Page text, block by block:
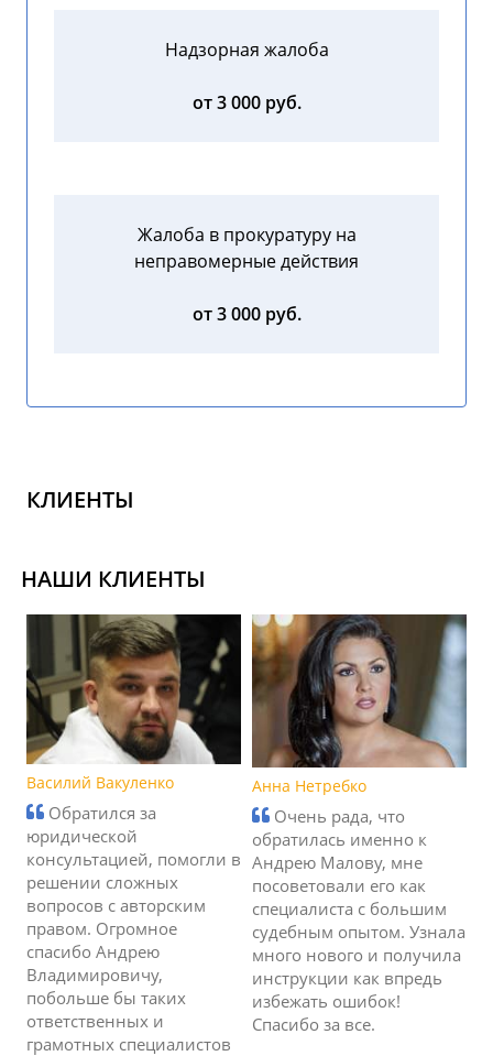
Надзорная жалоба
от 3 000 руб.
Жалоба в прокуратуру на
неправомерные действия
от 3 000 руб.
КЛИЕНТЫ
НАШИ КЛИЕНТЫ
Василий Вакуленко
Обратился за
юридической
консультацией, помогли в
решении сложных
вопросов с авторским
правом. Огромное
спасибо Андрею
Владимировичу,
побольше бы таких
ответственных и
грамотных специалистов
Анна Нетребко
Очень рада, что
обратилась именно к
Андрею Малову, мне
посоветовали его как
специалиста с большим
судебным опытом. Узнала
много нового и получила
инструкции как впредь
избежать ошибок!
Спасибо за все.